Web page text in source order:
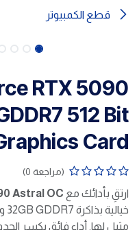
قطع الكمبيوتر
RTX 5090
512 Bit
Card
(مراجعة 0)
ارتقِ بأدائك مع Astral OC
مثيل لها. أداء فائق يكسر